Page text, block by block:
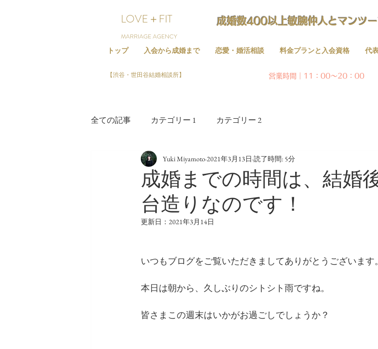
LOVE＋FIT 成婚数400以上敏腕仲人とマンツー
MARRIAGE AGENCY
トップ
入会から成婚まで 恋愛・婚活相談 料金プランと入会資格 代
【渋谷・世田谷結婚相談所】 営業時間｜11：00～20：00
全ての記事 カテゴリー 1 カテゴリー 2
成婚までの時間は、結婚
台造りなのです！
Yuki Miyamoto 2021年3月13日 読了時間: 5分
更新日： 2021年3月14日
いつもブログをご覧いただきましてありがとうございます。
本日は朝から、久しぶりのシトシト雨ですね。
皆さまこの週末はいかがお過ごしでしょうか？